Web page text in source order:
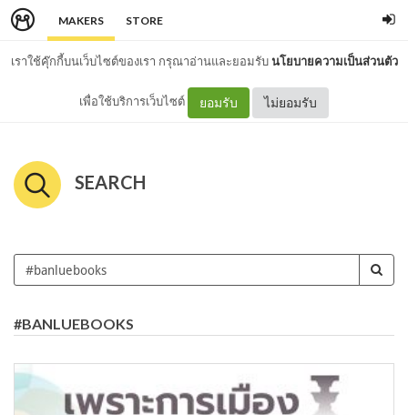
MAKERS STORE
เราใช้คุ๊กกี้บนเว็บไซต์ของเรา กรุณาอ่านและยอมรับนโยบายความเป็นส่วนตัว
เพื่อใช้บริการเว็บไซต์ ยอมรับ ไม่ยอมรับ
SEARCH
#BANLUEBOOKS